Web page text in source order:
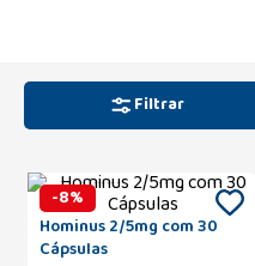
Filtrar
-8%
Hominus 2/5mg com 30
Cápsulas